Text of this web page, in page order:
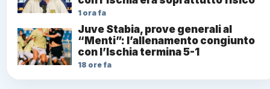
1 ora fa
Juve Stabia, prove generali al
“Menti”: l’allenamento congiunto
con l’Ischia termina 5-1
18 ore fa